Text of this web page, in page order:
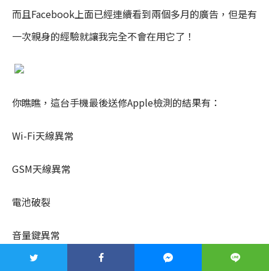
而且Facebook上面已經連續看到兩個多月的廣告，但是有
一次親身的經驗就讓我完全不會在用它了！
你瞧瞧，這台手機最後送修Apple檢測的結果有：
Wi-Fi天線異常
GSM天線異常
電池破裂
音量鍵異常